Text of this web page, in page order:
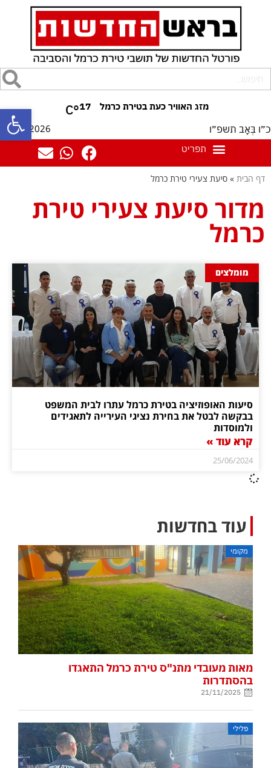
פתח 17
°C
כ״ו בְּאָב תשפ״ו 09/08/2026
דף הבית » סיעת צעירי טירת כרמל
מדור סיעת צעירי טירת
כרמל
מומלצים
סיעות האופוזיציה בטירת כרמל עתרו לבית המשפט
בבקשה לבטל את בחירת נציגי העירייה לתאגידים
ולמוסדות
קרא עוד »
25/06/2024
עוד בחדשות
מקומי
מאות מעובדי מתנ"ס טירת כרמל התאגדו
בהסתדרות
21/11/2025
פלילי